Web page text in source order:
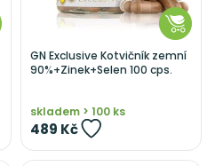
GN Exclusive Kotvičník zemní
90%+Zinek+Selen 100 cps.
skladem > 100 ks
489 Kč